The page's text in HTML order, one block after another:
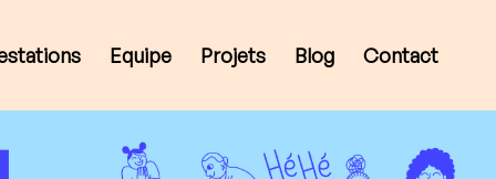
Equipe Projets Blog Contact